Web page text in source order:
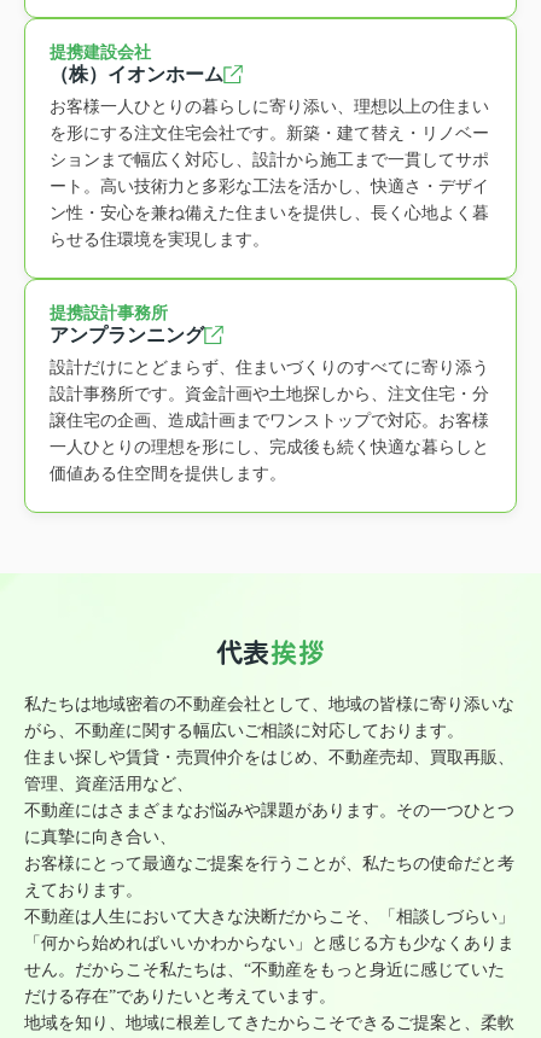
提携建設会社
（株）イオンホーム
お客様一人ひとりの暮らしに寄り添い、理想以上の住まい
を形にする注文住宅会社です。新築・建て替え・リノベー
ションまで幅広く対応し、設計から施工まで一貫してサポ
ート。高い技術力と多彩な工法を活かし、快適さ・デザイ
ン性・安心を兼ね備えた住まいを提供し、長く心地よく暮
らせる住環境を実現します。
提携設計事務所
アンプランニング
設計だけにとどまらず、住まいづくりのすべてに寄り添う
設計事務所です。資金計画や土地探しから、注文住宅・分
譲住宅の企画、造成計画までワンストップで対応。お客様
一人ひとりの理想を形にし、完成後も続く快適な暮らしと
価値ある住空間を提供します。
代表挨拶
私たちは地域密着の不動産会社として、地域の皆様に寄り添いな
がら、不動産に関する幅広いご相談に対応しております。
住まい探しや賃貸・売買仲介をはじめ、不動産売却、買取再販、
管理、資産活用など、
不動産にはさまざまなお悩みや課題があります。その一つひとつ
に真摯に向き合い、
お客様にとって最適なご提案を行うことが、私たちの使命だと考
えております。
不動産は人生において大きな決断だからこそ、「相談しづらい」
「何から始めればいいかわからない」と感じる方も少なくありま
せん。だからこそ私たちは、“不動産をもっと身近に感じていた
だける存在”でありたいと考えています。
地域を知り、地域に根差してきたからこそできるご提案と、柔軟